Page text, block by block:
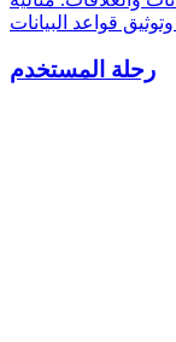
رحلة المستخدم